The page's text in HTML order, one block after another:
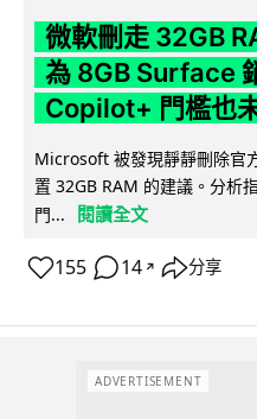
微軟刪走 32GB
為 8GB Surface
Copilot+ 門檻也
Microsoft 被發現靜靜刪除官
置 32GB RAM 的建議。分析
門...
閱讀全文
155 14 ↗ 分享
ADVERTISEMENT